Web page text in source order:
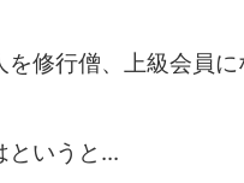
を修行僧、上級会員
というと...